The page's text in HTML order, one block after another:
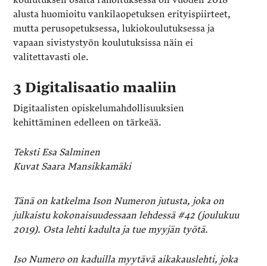
alusta huomioitu vankilaopetuksen erityispiirteet,
mutta perusopetuksessa, lukiokoulutuksessa ja
vapaan sivistystyön koulutuksissa näin ei
valitettavasti ole.
3 Digitalisaatio maaliin
Digitaalisten opiskelumahdollisuuksien
kehittäminen edelleen on tärkeää.
Teksti Esa Salminen
Kuvat Saara Mansikkamäki
Tänä on katkelma Ison Numeron jutusta, joka on
julkaistu kokonaisuudessaan lehdessä #42 (joulukuu
2019). Osta lehti kadulta ja tue myyjän työtä.
Iso Numero on kaduilla myytävä aikakauslehti, joka